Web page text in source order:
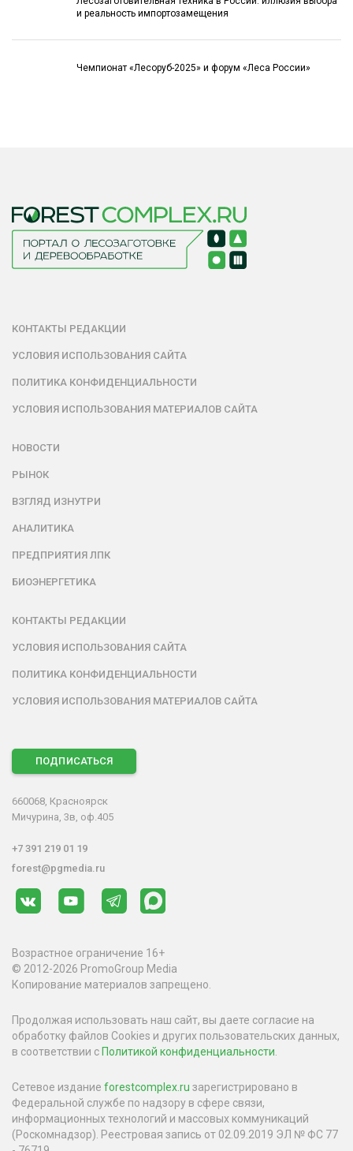
и реальность импортозамещения
Чемпионат «Лесоруб-2025» и форум «Леса России»
КОНТАКТЫ РЕДАКЦИИ
УСЛОВИЯ ИСПОЛЬЗОВАНИЯ САЙТА
ПОЛИТИКА КОНФИДЕНЦИАЛЬНОСТИ
УСЛОВИЯ ИСПОЛЬЗОВАНИЯ МАТЕРИАЛОВ САЙТА
НОВОСТИ
РЫНОК
ВЗГЛЯД ИЗНУТРИ
АНАЛИТИКА
ПРЕДПРИЯТИЯ ЛПК
БИОЭНЕРГЕТИКА
КОНТАКТЫ РЕДАКЦИИ
УСЛОВИЯ ИСПОЛЬЗОВАНИЯ САЙТА
ПОЛИТИКА КОНФИДЕНЦИАЛЬНОСТИ
УСЛОВИЯ ИСПОЛЬЗОВАНИЯ МАТЕРИАЛОВ САЙТА
ПОДПИСАТЬСЯ
660068, Красноярск
Мичурина, 3в, оф.405
+7 391 219 01 19
forest@pgmedia.ru
Возрастное ограничение 16+
© 2012-2026 PromoGroup Media
Копирование материалов запрещено.
Продолжая использовать наш сайт, вы даете согласие на
обработку файлов Cookies и других пользовательских данных,
в соответствии с Политикой конфиденциальности
Сетевое издание forestcomplex.ru зарегистрировано в
Федеральной службе по надзору в сфере связи,
информационных технологий и массовых коммуникаций
(Роскомнадзор). Реестровая запись от 02.09.2019 ЭЛ № ФС 77